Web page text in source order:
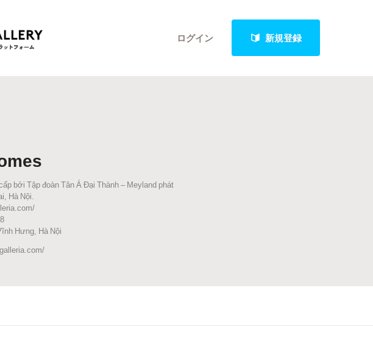
ログイン 新規登録
特集から探す 最新進捗報告から探す
きいプロジェクト
bởi Tập đoàn Tân Á Đại Thành – Meyland phát
Hà Nội.
Hưng, Hà Nội